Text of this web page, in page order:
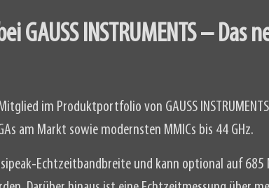
GAUSS INSTRUMENTS – Das
im Produktportfolio von GAUSS
am Markt sowie modernsten MMICs bis 44 GHz.
Echtzeitbandbreite und kann optional auf